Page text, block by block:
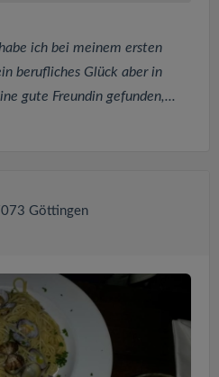
ich bei meinem ersten
berufliches Glück aber in
gute Freundin gefunden,...
Göttingen